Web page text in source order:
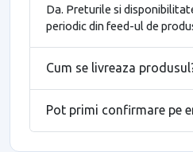
Da. Preturile si
periodic din feed-ul de
Cum se livreaza
Pot primi confirmare pe